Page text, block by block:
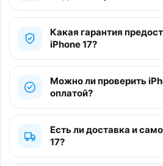
Какая гарантия
iPhone 17?
Можно ли проверить
оплатой?
Есть ли доставка и
17?